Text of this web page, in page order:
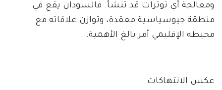
ومعالجة أي توترات قد تنشأ. فالسودان يقع في
منطقة جيوسياسية معقدة، وتوازن علاقاته مع
محيطه الإقليمي أمر بالغ الأهمية.
عكس الانتهاكات